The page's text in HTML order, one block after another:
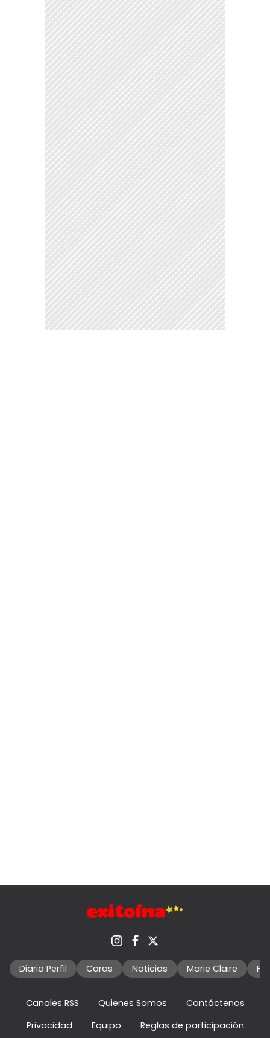
Diario Perfil Caras Noticias Marie Claire
Canales RSS Quienes Somos
Contáctenos
Privacidad
Equipo Reglas de participación